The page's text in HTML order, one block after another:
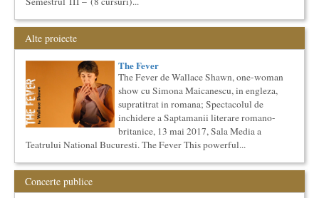
Societatea Muzicala organizeaza un curs de literatura
universala: „Marile texte si marile batalii culturale”. Este un
cu...
Masterclass vocal cu Lucas Meachem, editia a II-a (2018)
Lucas Meachem, marele bariton american, revenit in Romania
pentru a lua parte la editia a III-a a concertului The
Metropolita...
Masterclass vocal cu Lucas Meachem
Lucas Meachem, marele bariton american, care va sustine
concertul de la Atheneul Roman al Societatii Muzicale din 23
O bucatarie ca-n filme
Carte – Film – Mancare boiereasca Lansarea cartii O bucatarie
Alte proiecte
The Fever
The Fever de Wallace Shawn, one-woman
show cu Simona Maicanescu, in engleza,
supratitrat in romana; Spectacolul de
inchidere a Saptamanii literare romano-
britanice, 13 mai 2017, Sala Media a
Teatrului National Bucuresti. The Fever This powerful...
Concerte publice